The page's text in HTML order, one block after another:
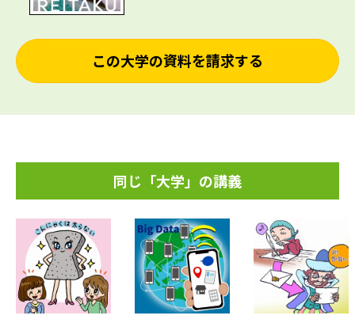
この大学の資料を請求する
同じ「大学」の講義